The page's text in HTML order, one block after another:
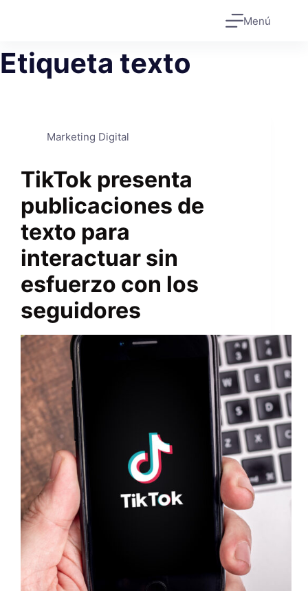
Menú
Etiqueta texto
Marketing Digital
TikTok presenta
publicaciones de
texto para
interactuar sin
esfuerzo con los
seguidores